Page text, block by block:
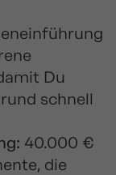
Du
schnell
40.000 €
die